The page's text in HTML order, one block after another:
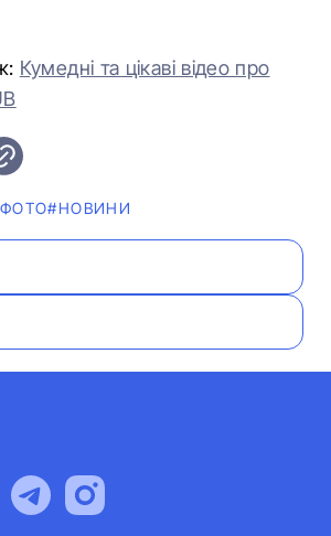
Кумедні та цікаві відео про
#НОВИНИ